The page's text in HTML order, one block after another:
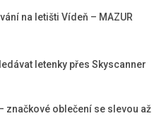
na letišti Vídeň – MAZUR
letenky přes Skyscanner
značkové oblečení se slevou až